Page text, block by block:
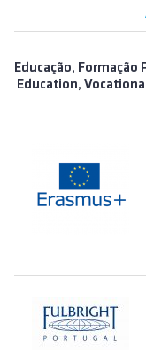
Educação, Formação
Education,